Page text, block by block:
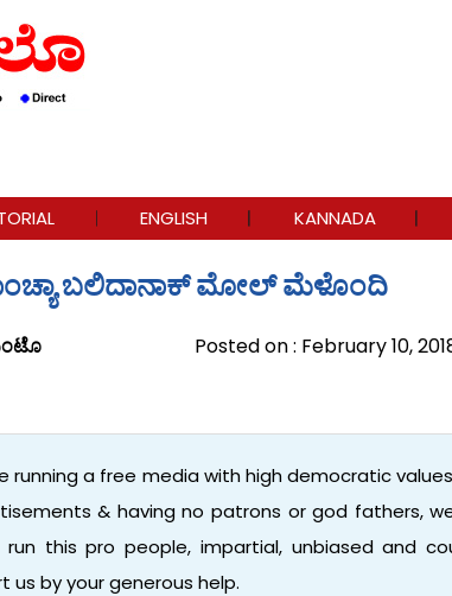
ENGLISH KANNADA
ಬಲಿದಾನಾಕ್ ಮೋಲ್ ಮೆಳೊಂದಿ
Posted on : February 10,
running a free media with high democratic
& having no patrons or god fathers,
this pro people, impartial, unbiased and
us by your generous help.